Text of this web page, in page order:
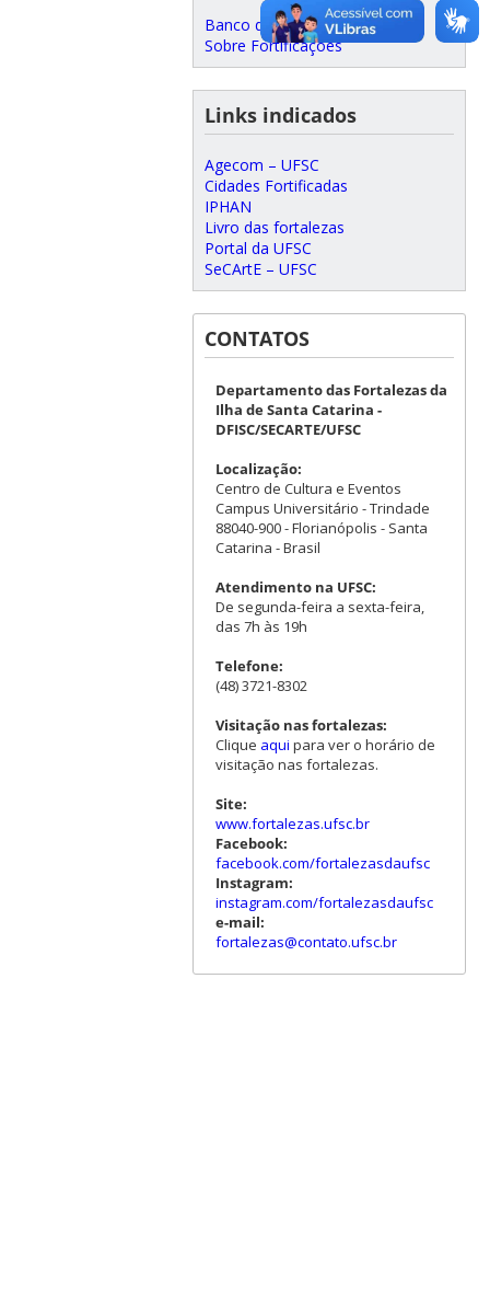
Banco de Dados Internacional
Sobre Fortificações
Links indicados
Agecom – UFSC
Cidades Fortificadas
IPHAN
Livro das fortalezas
Portal da UFSC
SeCArtE – UFSC
CONTATOS
Departamento das Fortalezas da
Ilha de Santa Catarina -
DFISC/SECARTE/UFSC
Localização:
Centro de Cultura e Eventos
Campus Universitário - Trindade
88040-900 - Florianópolis - Santa
Catarina - Brasil
Atendimento na UFSC:
De segunda-feira a sexta-feira,
das 7h às 19h
Telefone:
(48) 3721-8302
Visitação nas fortalezas:
Clique aqui para ver o horário de
visitação nas fortalezas.
Site:
www.fortalezas.ufsc.br
Facebook:
facebook.com/fortalezasdaufsc
Instagram:
instagram.com/fortalezasdaufsc
e-mail:
fortalezas@contato.ufsc.br